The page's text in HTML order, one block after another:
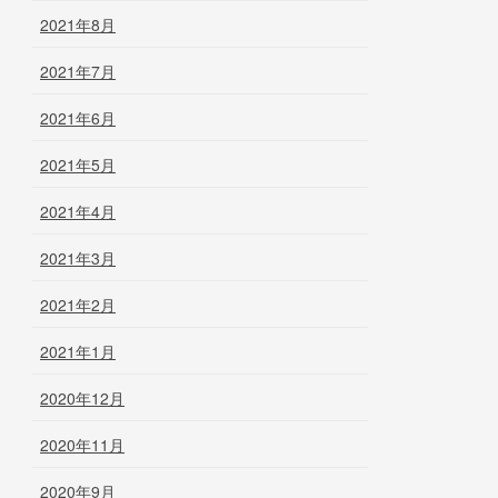
2021年8月
2021年7月
2021年6月
2021年5月
2021年4月
2021年3月
2021年2月
2021年1月
2020年12月
2020年11月
2020年9月